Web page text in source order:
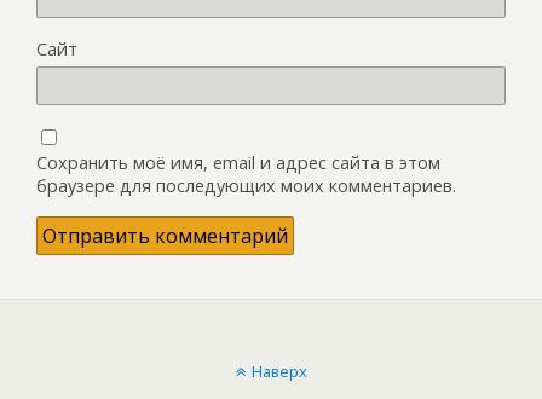
Сайт
Сохранить моё имя, email и адрес сайта в этом
браузере для последующих моих комментариев.
Наверх